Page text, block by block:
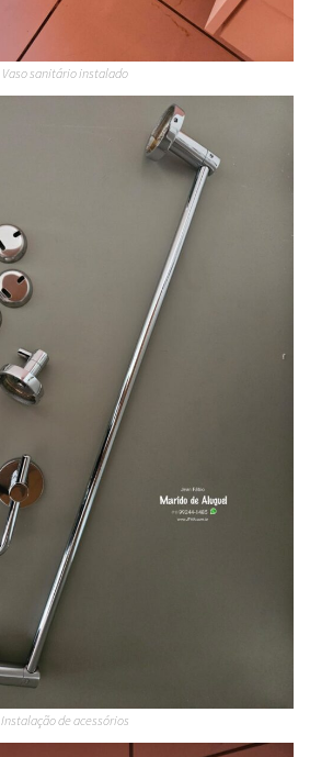
Vaso sanitário instalado
Instalação de acessórios